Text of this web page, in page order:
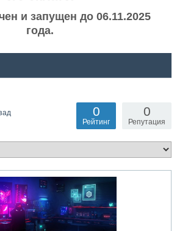
и запущен до 06.11.2025
года.
0
Репутация
0
Рейтинг